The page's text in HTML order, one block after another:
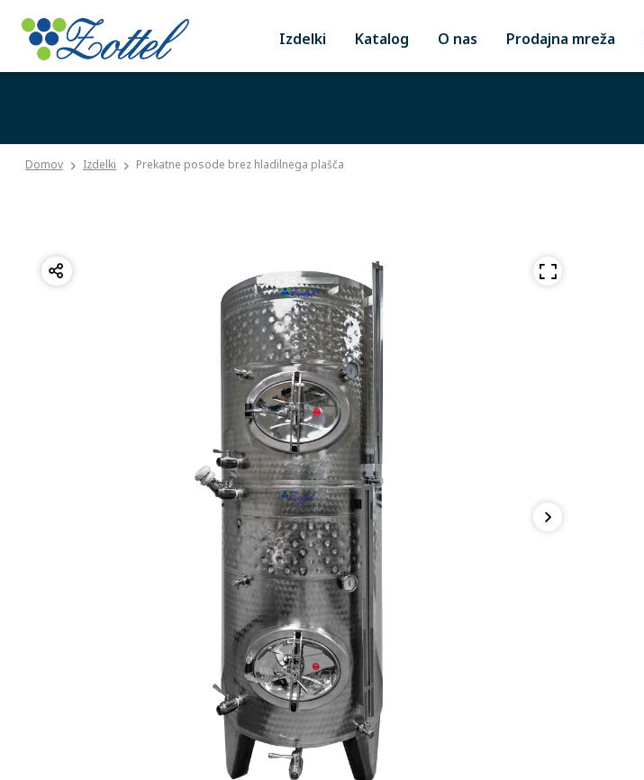
Izdelki Katalog O nas Prodajna mreža
Domov Izdelki Prekatne posode brez hladilnega plašča